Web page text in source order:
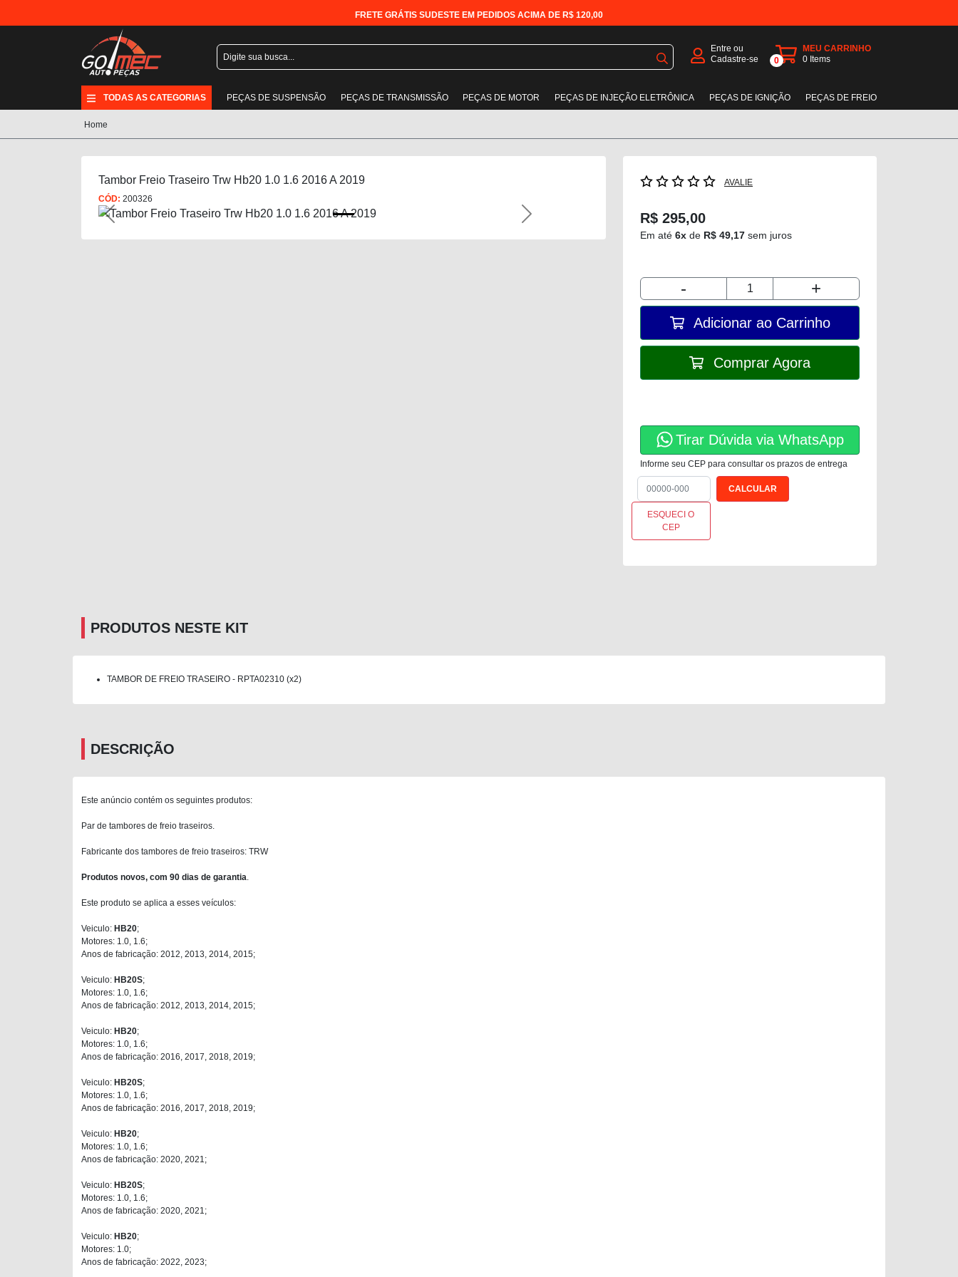
FRETE GRÁTIS SUDESTE EM PEDIDOS ACIMA DE R$ 120,00
Entre ou
Cadastre-se
0
MEU CARRINHO
0 Items
TODAS AS CATEGORIAS PEÇAS DE SUSPENSÃO PEÇAS DE TRANSMISSÃO PEÇAS DE MOTOR PEÇAS DE INJEÇÃO ELETRÔNICA PEÇAS DE IGNIÇÃO PEÇAS DE FREIO
Home
Tambor Freio Traseiro Trw Hb20 1.0 1.6 2016 A 2019
CÓD: 200326
Previous Next
AVALIE
R$ 295,00
Em até 6x de R$ 49,17 sem juros
- +
Adicionar ao Carrinho
Comprar Agora
Tirar Dúvida via WhatsApp
Informe seu CEP para consultar os prazos de entrega
ESQUECI O
CEP
PRODUTOS NESTE KIT
TAMBOR DE FREIO TRASEIRO - RPTA02310 (x2)
DESCRIÇÃO
Este anúncio contém os seguintes produtos:
Par de tambores de freio traseiros.
Fabricante dos tambores de freio traseiros: TRW
Produtos novos, com 90 dias de garantia
Este produto se aplica a esses veículos:
Veiculo: HB20;
Motores: 1.0, 1.6;
Anos de fabricação: 2012, 2013, 2014, 2015;
Veiculo: HB20S;
Motores: 1.0, 1.6;
Anos de fabricação: 2012, 2013, 2014, 2015;
Veiculo: HB20;
Motores: 1.0, 1.6;
Anos de fabricação: 2016, 2017, 2018, 2019;
Veiculo: HB20S;
Motores: 1.0, 1.6;
Anos de fabricação: 2016, 2017, 2018, 2019;
Veiculo: HB20;
Motores: 1.0, 1.6;
Anos de fabricação: 2020, 2021;
Veiculo: HB20S;
Motores: 1.0, 1.6;
Anos de fabricação: 2020, 2021;
Veiculo: HB20;
Motores: 1.0;
Anos de fabricação: 2022, 2023;